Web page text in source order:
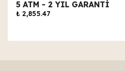
5 ATM - 2 YIL GARANTİ
₺ 2,855.47